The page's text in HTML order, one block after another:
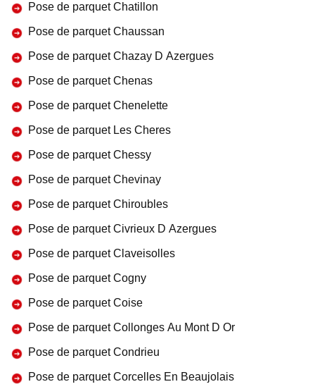
Pose de parquet Chatillon
Pose de parquet Chaussan
Pose de parquet Chazay D Azergues
Pose de parquet Chenas
Pose de parquet Chenelette
Pose de parquet Les Cheres
Pose de parquet Chessy
Pose de parquet Chevinay
Pose de parquet Chiroubles
Pose de parquet Civrieux D Azergues
Pose de parquet Claveisolles
Pose de parquet Cogny
Pose de parquet Coise
Pose de parquet Collonges Au Mont D Or
Pose de parquet Condrieu
Pose de parquet Corcelles En Beaujolais